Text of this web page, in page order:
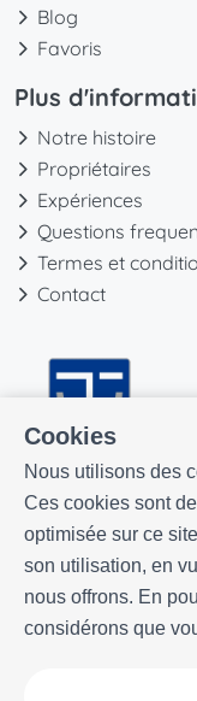
Cookies
Nous utilisons des
Ces cookies sont
optimisée sur ce
son utilisation, en
nous offrons. En
considérons que
Blog
Favoris
Plus
Notre histoire
Propriétaires
Expériences
Questions
Termes et
Contact
.